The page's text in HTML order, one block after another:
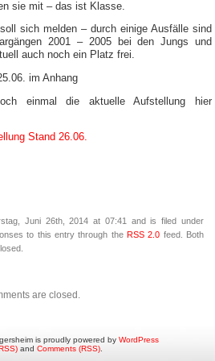
sie mit – das ist Klasse.
sich melden – durch einige Ausfälle sind
2001 – 2005 bei den Jungs und
auch noch ein Platz frei.
im Anhang
einmal die aktuelle Aufstellung hier
Stand 26.06.
Juni 26th, 2014 at 07:41 and is filed under
to this entry through the RSS 2.0 feed. Both
are closed.
is proudly powered by WordPress
and Comments (RSS)